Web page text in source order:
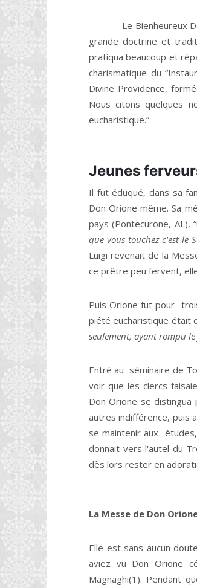
Le Bienheureux Don
grande doctrine et
pratiqua beaucoup et
charismatique du
Divine Providence,
Nous citons quelques
eucharistique.”
Jeunes
Il fut éduqué, dans sa
Don Orione même. Sa
pays (Pontecurone, AL),
que vous touchez c’est le
Luigi revenait de la
ce prêtre peu fervent,
Puis Orione fut pour
piété eucharistique était
seulement, ayant rompu
Entré au séminaire de
voir que les clercs
Don Orione se distingua
autres indifférence, puis
se maintenir aux
donnait vers l'autel du
dès lors rester en
La Messe de Don
Elle est sans aucun
aviez vu Don Orione
Magnaghi(1). Pendant